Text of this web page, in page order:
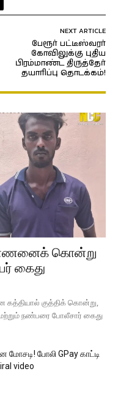
NEXT ARTICLE
பேரூர் பட்டீஸ்வரர்
கோவிலுக்கு புதிய
பிரம்மாண்ட திருத்தேர்
தயாரிப்பு தொடக்கம்!
கொன்று
கைது
குத்திக் கொன்று,
நண்பரை போலீசார் கைது
போலி GPay காட்டி
video